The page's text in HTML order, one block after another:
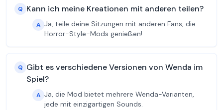
Q Kann ich meine Kreationen mit anderen teilen?
A Ja, teile deine Sitzungen mit anderen Fans, die
Horror-Style-Mods genießen!
Q Gibt es verschiedene Versionen von Wenda im
Spiel?
A Ja, die Mod bietet mehrere Wenda-Varianten,
jede mit einzigartigen Sounds.